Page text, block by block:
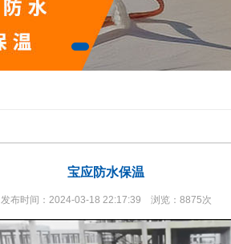
宝应防水保温
发布时间：2024-03-18 22:17:39 浏览：8875次